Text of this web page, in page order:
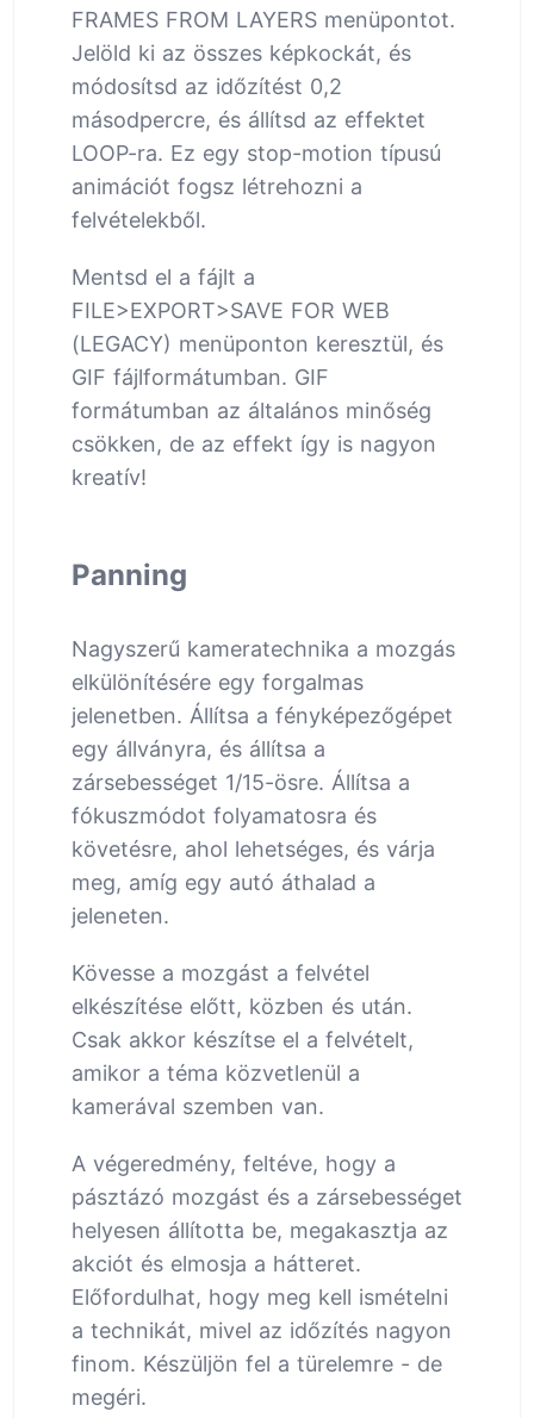
FRAMES FROM LAYERS menüpontot.
Jelöld ki az összes képkockát, és
módosítsd az időzítést 0,2
másodpercre, és állítsd az effektet
LOOP-ra. Ez egy stop-motion típusú
animációt fogsz létrehozni a
felvételekből.
Mentsd el a fájlt a
FILE>EXPORT>SAVE FOR WEB
(LEGACY) menüponton keresztül, és
GIF fájlformátumban. GIF
formátumban az általános minőség
csökken, de az effekt így is nagyon
kreatív!
Panning
Nagyszerű kameratechnika a mozgás
elkülönítésére egy forgalmas
jelenetben. Állítsa a fényképezőgépet
egy állványra, és állítsa a
zársebességet 1/15-ösre. Állítsa a
fókuszmódot folyamatosra és
követésre, ahol lehetséges, és várja
meg, amíg egy autó áthalad a
jeleneten.
Kövesse a mozgást a felvétel
elkészítése előtt, közben és után.
Csak akkor készítse el a felvételt,
amikor a téma közvetlenül a
kamerával szemben van.
A végeredmény, feltéve, hogy a
pásztázó mozgást és a zársebességet
helyesen állította be, megakasztja az
akciót és elmosja a hátteret.
Előfordulhat, hogy meg kell ismételni
a technikát, mivel az időzítés nagyon
finom. Készüljön fel a türelemre - de
megéri.